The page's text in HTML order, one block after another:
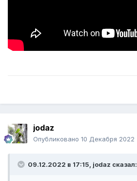
jodaz
Опубликовано 10 Декабря 2022
09.12.2022 в 17:15, jodaz сказал: